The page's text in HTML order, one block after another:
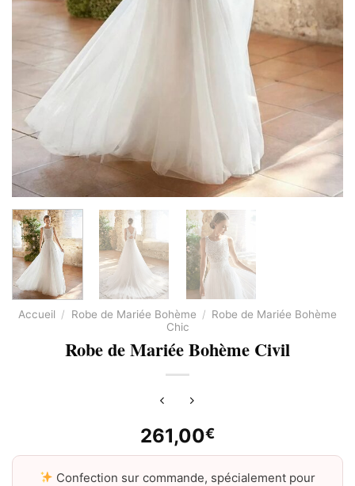
Accueil / Robe de Mariée Bohème / Robe de Mariée Bohème
Chic
Robe de Mariée Bohème Civil
261,00€
Confection sur commande, spécialement pour